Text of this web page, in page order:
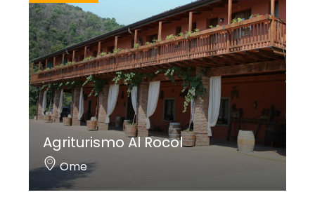
Agriturismo Al Rocol
Ome